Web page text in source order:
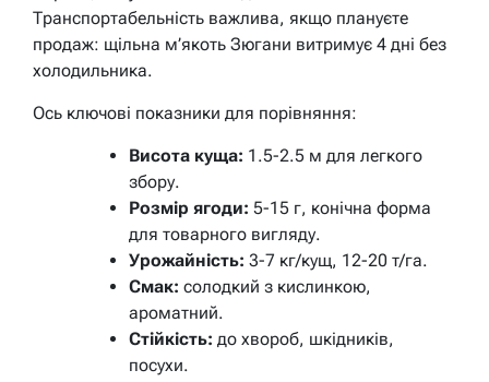
Транспортабельність важлива, якщо плануєте
продаж: щільна м’якоть Зюгани витримує 4 дні без
холодильника.
Ось ключові показники для порівняння:
Висота куща: 1.5-2.5 м для легкого
збору.
Розмір ягоди: 5-15 г, конічна форма
для товарного вигляду.
Урожайність: 3-7 кг/кущ, 12-20 т/га.
Смак: солодкий з кислинкою,
ароматний.
Стійкість: до хвороб, шкідників,
посухи.